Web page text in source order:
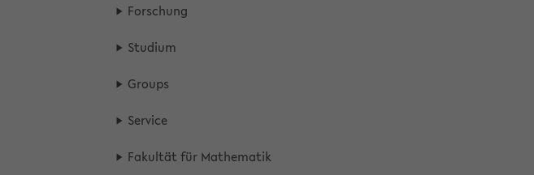
For­schung
Stu­di­um
Groups
Ser­vice
Fa­kul­tät für Ma­the­ma­tik